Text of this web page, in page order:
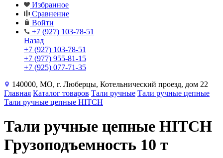
Избранное
Сравнение
Войти
+7 (927) 103-78-51
Назад
+7 (927) 103-78-51
+7 (977) 955-81-15
+7 (925) 077-71-35
140000, МО, г. Люберцы, Котельнический проезд, дом 22
Главная Каталог товаров Тали ручные Тали ручные цепные
Тали ручные цепные HITCH
Тали ручные цепные HITCH
Грузоподъемность 10 т